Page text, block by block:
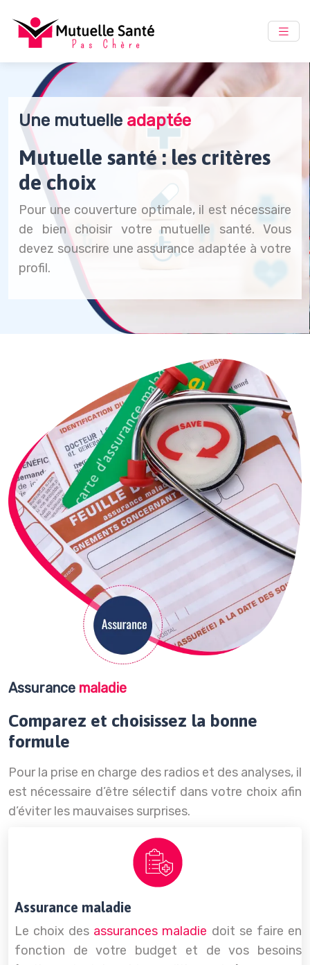
Une mutuelle adaptée
Mutuelle santé : les critères
de choix
Pour une couverture optimale, il est nécessaire
de bien choisir votre mutuelle santé. Vous
devez souscrire une assurance adaptée à votre
profil.
Assurance maladie
Comparez et choisissez la bonne
formule
Pour la prise en charge des radios et des analyses, il
est nécessaire d’être sélectif dans votre choix afin
d’éviter les mauvaises surprises.
Assurance maladie
Le choix des assurances maladie doit se faire en
fonction de votre budget et de vos besoins